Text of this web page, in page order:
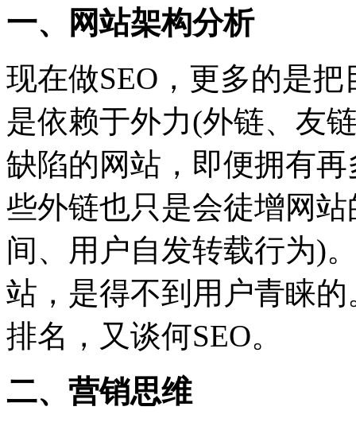
一、网站架构分析
现在做SEO，更多的是
是依赖于外力(外链、友
缺陷的网站，即便拥有
些外链也只是会徒增网
间、用户自发转载行为)
站，是得不到用户青睐
排名，又谈何SEO。
二、营销思维